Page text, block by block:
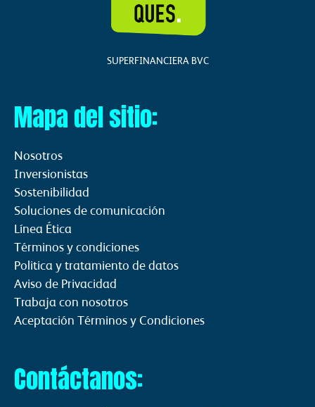
i
n
g
r
a
e
SUPERFINANCIERA BVC
Mapa del sitio:
Nosotros
Inversionistas
Sostenibilidad
Soluciones de comunicación
Línea Ética
Términos y condiciones
Politica y tratamiento de datos
Aviso de Privacidad
Trabaja con nosotros
Aceptación Términos y Condiciones
Contáctanos: